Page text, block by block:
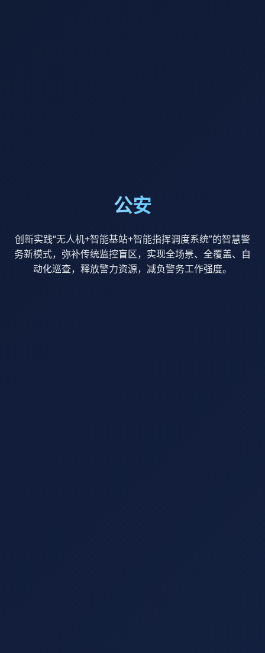
公安
创新实践“无人机+智能基站+智能指挥调度系统”的智慧警
务新模式，弥补传统监控盲区，实现全场景、全覆盖、自
动化巡查，释放警力资源，减负警务工作强度。